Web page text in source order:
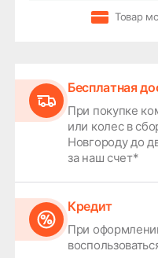
Товар
Бесплатная
При покупке
или колес в
Новгороду до
за наш счет*
Кредит
При